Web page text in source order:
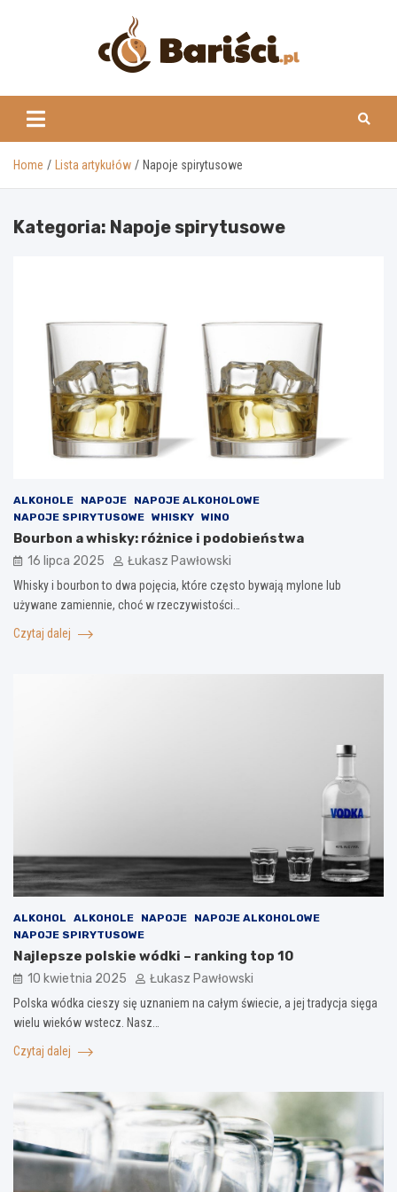
www.barisci.pl
Home Lista artykułów Napoje spirytusowe
Kategoria: Napoje spirytusowe
ALKOHOLE NAPOJE
NAPOJE ALKOHOLOWE
NAPOJE SPIRYTUSOWE WHISKY WINO
Bourbon a whisky: różnice i podobieństwa
16 lipca 2025 Łukasz Pawłowski
Whisky i bourbon to dwa pojęcia, które często bywają mylone lub
używane zamiennie, choć w rzeczywistości…
Czytaj dalej
ALKOHOL ALKOHOLE NAPOJE
NAPOJE ALKOHOLOWE
NAPOJE SPIRYTUSOWE
Najlepsze polskie wódki – ranking top 10
10 kwietnia 2025 Łukasz Pawłowski
Polska wódka cieszy się uznaniem na całym świecie, a jej tradycja sięga
wielu wieków wstecz. Nasz…
Czytaj dalej